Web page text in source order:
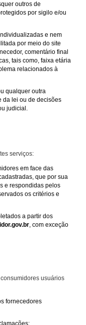
outros de
por sigilo e/ou
e nem
por meio do site
comentário final
tais como, faixa etária
relacionados à
qualquer outra
da lei ou de decisões
judicial.
serviços:
em face das
que por sua
e respondidas pelos
os critérios e
a partir dos
, com exceção
usuários
fornecedores